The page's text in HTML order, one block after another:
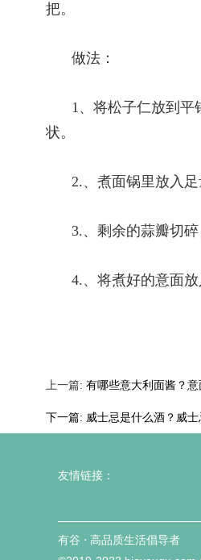
把。
做法：
1、将松子仁放到
状。
2.、煮面锅里放入
3.、剩余的蒜瓣切
4.、将煮好的意面
上一篇: 有哪些意大利面酱？
下一篇: 威士忌是什么酒？威
友情链接：
有谷 ⋅ 高品质生活倡导者